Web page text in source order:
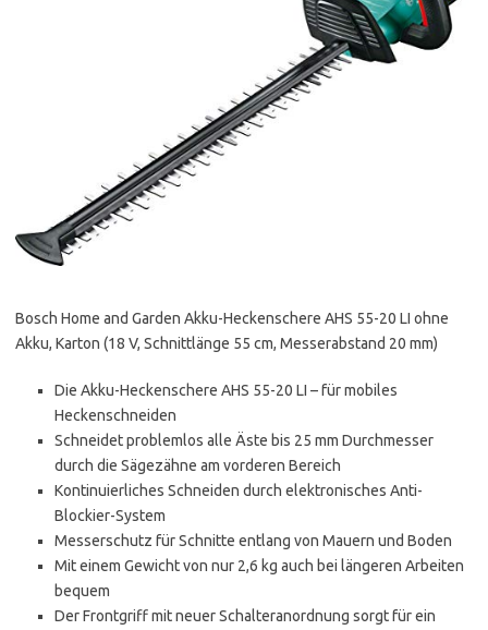
Bosch Home and Garden Akku-Heckenschere AHS 55-20 LI ohne
Akku, Karton (18 V, Schnittlänge 55 cm, Messerabstand 20 mm)
Die Akku-Heckenschere AHS 55-20 LI – für mobiles
Heckenschneiden
Schneidet problemlos alle Äste bis 25 mm Durchmesser
durch die Sägezähne am vorderen Bereich
Kontinuierliches Schneiden durch elektronisches Anti-
Blockier-System
Messerschutz für Schnitte entlang von Mauern und Boden
Mit einem Gewicht von nur 2,6 kg auch bei längeren Arbeiten
bequem
Der Frontgriff mit neuer Schalteranordnung sorgt für ein